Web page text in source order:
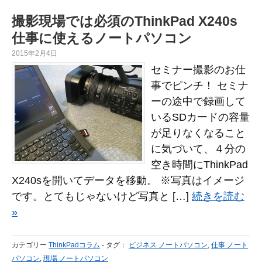
撮影現場では必須のThinkPad X240s
仕事に使えるノートパソコン
2015年2月4日
セミナー撮影のお仕
事でピンチ！ セミナ
ーの途中で録画して
いるSDカードの容量
が足りなくなること
に気づいて、４分の
空き時間にThinkPad
X240sを開いてデータを移動。 ※写真はイメージ
です。とてもじゃないけど写真と […] 続きを読む
»
カテゴリー ThinkPadコラム - タグ： ビジネス ノートパソコン, 仕事 ノート
パソコン, 現場 ノートパソコン